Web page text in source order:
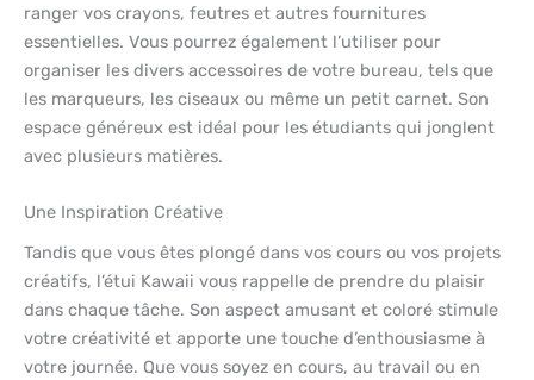
ranger vos crayons, feutres et autres fournitures
essentielles. Vous pourrez également l’utiliser pour
organiser les divers accessoires de votre bureau, tels que
les marqueurs, les ciseaux ou même un petit carnet. Son
espace généreux est idéal pour les étudiants qui jonglent
avec plusieurs matières.
Une Inspiration Créative
Tandis que vous êtes plongé dans vos cours ou vos projets
créatifs, l’étui Kawaii vous rappelle de prendre du plaisir
dans chaque tâche. Son aspect amusant et coloré stimule
votre créativité et apporte une touche d’enthousiasme à
votre journée. Que vous soyez en cours, au travail ou en